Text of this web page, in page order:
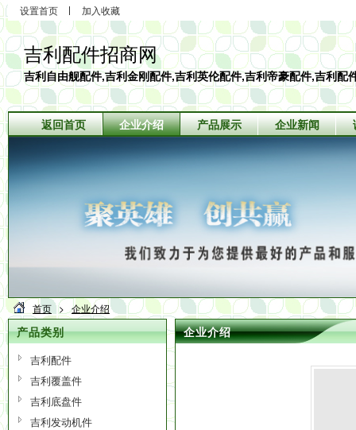
设置首页 加入收藏
吉利配件招商网
吉利自由舰配件,吉利金刚配件,吉利英伦配件,吉利帝豪配件,吉利配
返回首页 企业介绍 产品展示 企业新闻
首页 > 企业介绍
产品类别
吉利配件
吉利覆盖件
吉利底盘件
吉利发动机件
企业介绍